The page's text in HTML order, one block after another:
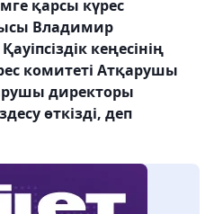
қарсы күрес
Владимир
кеңесінің
комитеті Атқарушы
директоры
өткізді, деп